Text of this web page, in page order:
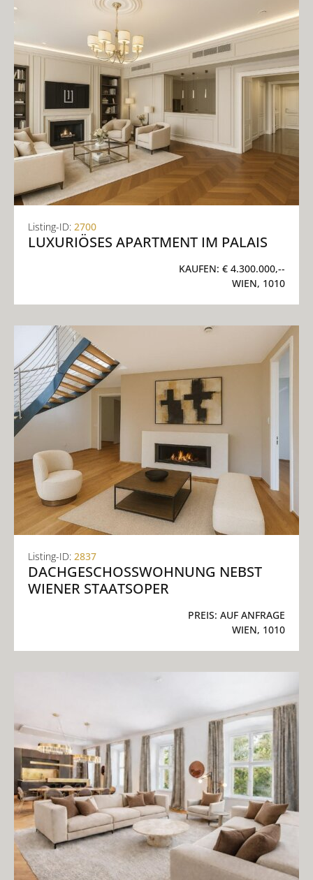
Listing-ID: 2700
LUXURIÖSES APARTMENT IM PALAIS
KAUFEN: € 4.300.000,--
WIEN, 1010
Listing-ID: 2837
DACHGESCHOSSWOHNUNG NEBST W
IENER STAATSOPER
PREIS: AUF ANFRAGE
WIEN, 1010